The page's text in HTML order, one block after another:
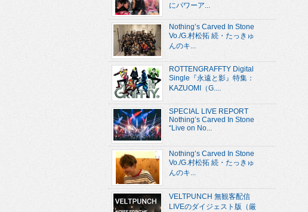
にパワーア...
Nothing’s Carved In Stone
Vo./G.村松拓 続・たっきゅ
んのキ...
ROTTENGRAFFTY Digital
Single『永遠と影』特集：
KAZUOMI（G....
SPECIAL LIVE REPORT
Nothing’s Carved In Stone
“Live on No...
Nothing’s Carved In Stone
Vo./G.村松拓 続・たっきゅ
んのキ...
VELTPUNCH 無観客配信
LIVEのダイジェスト版（厳